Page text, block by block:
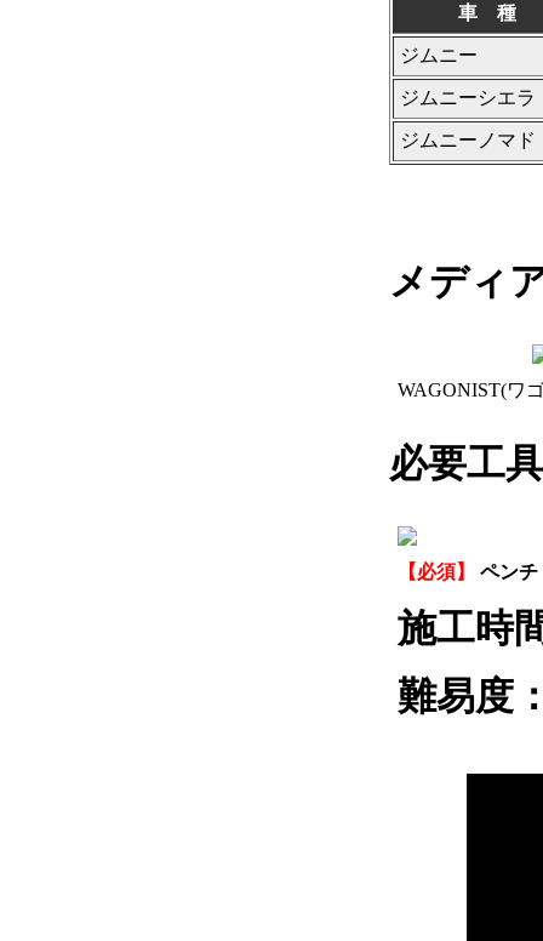
車 種
ジムニー
ジムニーシエラ
ジムニーノマド
メディ
WAGONIST(ワ
必要工具
【必須】 ペンチ
施工時
難易度